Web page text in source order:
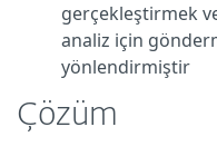
gerçekleştirmek
analiz için
yönlendirmiştir
Çözüm